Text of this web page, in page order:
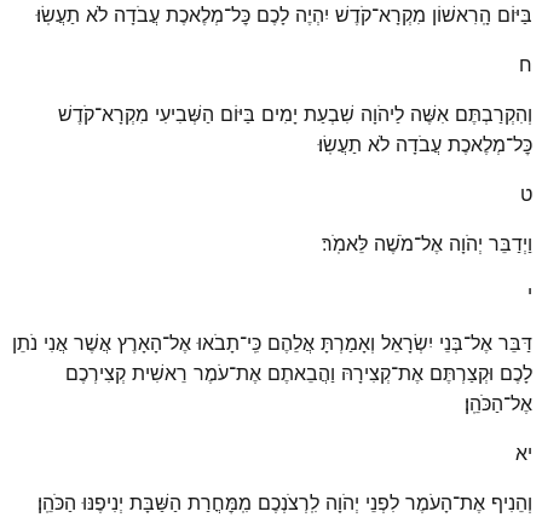
בַּיּוֹם הָֽרִאשׁוֹן מִקְרָא־קֹדֶשׁ יִהְיֶה לָכֶם כׇּל־מְלֶאכֶת עֲבֹדָה לֹא תַעֲשֽׂוּ׃
ח
וְהִקְרַבְתֶּם אִשֶּׁה לַיהֹוָה שִׁבְעַת יָמִים בַּיּוֹם הַשְּׁבִיעִי מִקְרָא־קֹדֶשׁ
כׇּל־מְלֶאכֶת עֲבֹדָה לֹא תַעֲשֽׂוּ׃
ט
וַיְדַבֵּר יְהֹוָה אֶל־מֹשֶׁה לֵּאמֹֽר׃
י
דַּבֵּר אֶל־בְּנֵי יִשְׂרָאֵל וְאָמַרְתָּ אֲלֵהֶם כִּֽי־תָבֹאוּ אֶל־הָאָרֶץ אֲשֶׁר אֲנִי נֹתֵן
לָכֶם וּקְצַרְתֶּם אֶת־קְצִירָהּ וַהֲבֵאתֶם אֶת־עֹמֶר רֵאשִׁית קְצִירְכֶם
אֶל־הַכֹּהֵֽן׃
יא
וְהֵנִיף אֶת־הָעֹמֶר לִפְנֵי יְהֹוָה לִֽרְצֹנְכֶם מִֽמׇּחֳרַת הַשַּׁבָּת יְנִיפֶנּוּ הַכֹּהֵֽן׃